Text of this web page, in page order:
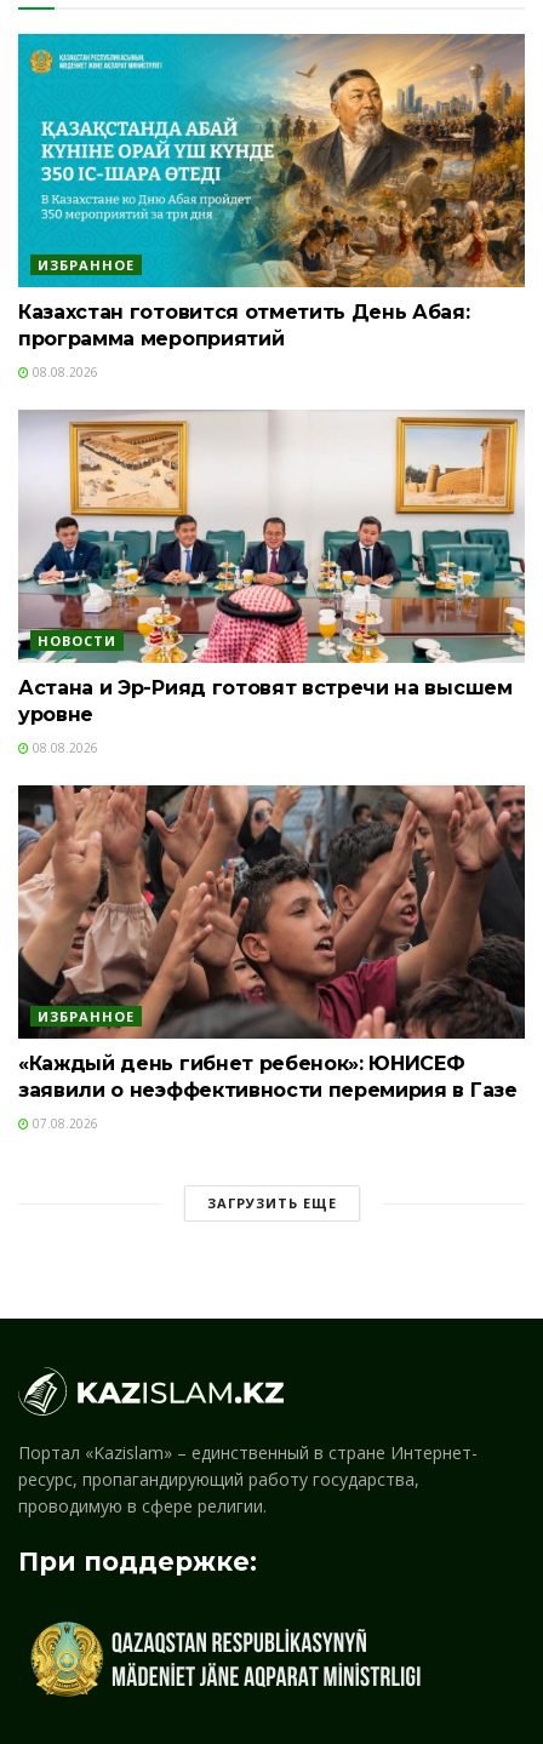
ИЗБРАННОЕ
Казахстан готовится отметить День Абая:
программа мероприятий
08.08.2026
НОВОСТИ
Астана и Эр-Рияд готовят встречи на высшем
уровне
08.08.2026
ИЗБРАННОЕ
«Каждый день гибнет ребенок»: ЮНИСЕФ
заявили о неэффективности перемирия в Газе
07.08.2026
ЗАГРУЗИТЬ ЕЩЕ
Портал «Kazislam» – единственный в стране Интернет-
ресурс, пропагандирующий работу государства,
проводимую в сфере религии.
При поддержке: